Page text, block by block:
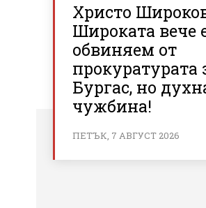
Христо
Широката вече
обвиняем от
прокуратурата
Бургас, но
чужбина!
ПЕТЪК, 7 АВГУСТ 2026